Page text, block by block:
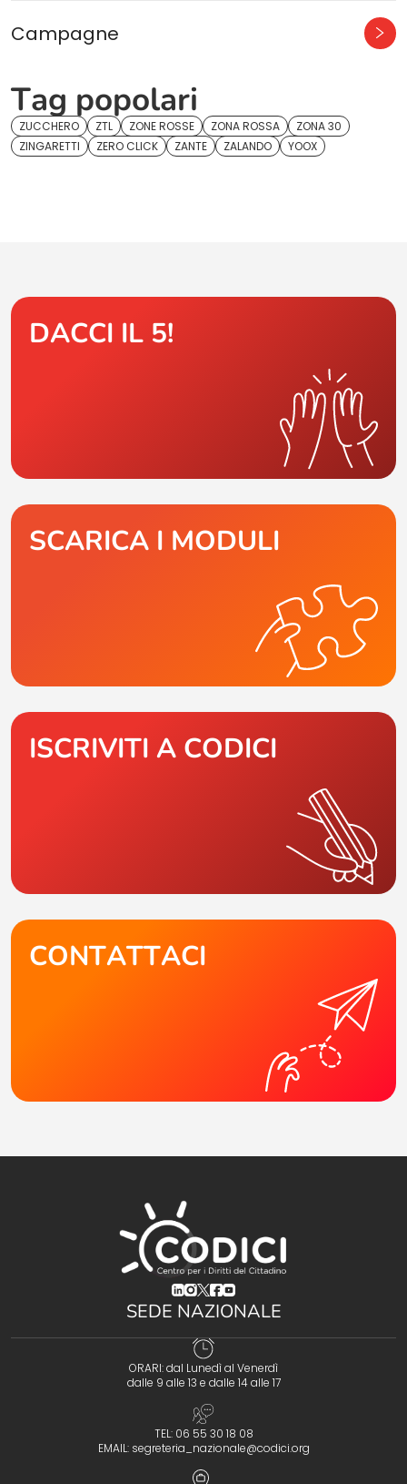
Campagne
Tag popolari
ZUCCHERO ZTL ZONE ROSSE ZONA ROSSA
ZONA 30
ZINGARETTI
ZERO CLICK ZANTE ZALANDO YOOX
DACCI IL 5!
SCARICA I MODULI
ISCRIVITI A CODICI
CONTATTACI
(opens in a new tab)
(opens in a new tab)
(opens in a new tab)
(opens in a new tab)
(opens in a new tab)
SEDE NAZIONALE
ORARI: dal Lunedì al Venerdì
dalle 9 alle 13 e dalle 14 alle 17
TEL: 06 55 30 18 08
EMAIL: segreteria_nazionale@codici.org